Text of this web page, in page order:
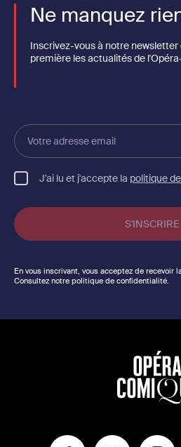
Ne manquez
Inscrivez-vous à notre
première les actualités de
Votre
adresse
email
J'ai lu et j'accepte la politique
En vous inscrivant, vous acceptez de recevoir
Consultez notre politique de confidentialité.